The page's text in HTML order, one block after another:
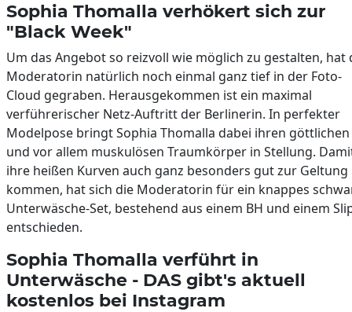
Sophia Thomalla verhökert sich zur
"Black Week"
Um das Angebot so reizvoll wie möglich zu gestalten, hat
Moderatorin natürlich noch einmal ganz tief in der Foto-
Cloud gegraben. Herausgekommen ist ein maximal
verführerischer Netz-Auftritt der Berlinerin. In perfekter
Modelpose bringt Sophia Thomalla dabei ihren göttlichen
und vor allem muskulösen Traumkörper in Stellung.
ihre heißen Kurven auch ganz besonders gut zur Geltung
kommen, hat sich die Moderatorin für ein knappes
Unterwäsche-Set, bestehend aus einem BH und einem
entschieden.
Sophia Thomalla verführt in
Unterwäsche - DAS gibt's aktuell
kostenlos bei Instagram